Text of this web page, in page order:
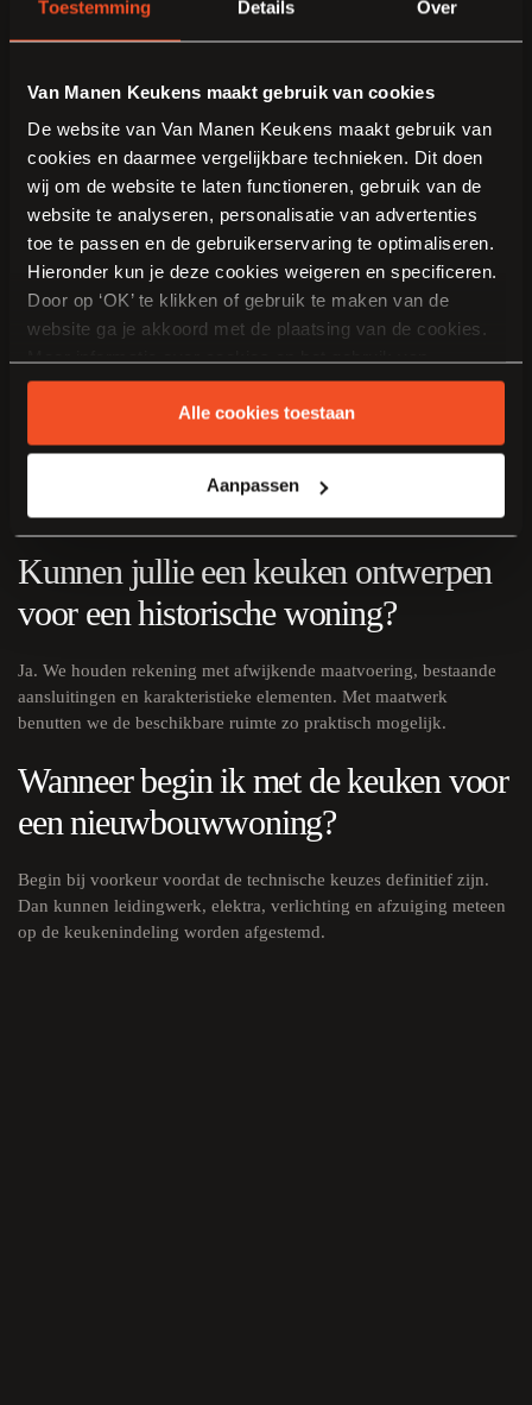
Toestemming Details Over
Van Manen Keukens maakt gebruik van cookies
De website van Van Manen Keukens maakt gebruik van
cookies en daarmee vergelijkbare technieken. Dit doen
wij om de website te laten functioneren, gebruik van de
website te analyseren, personalisatie van advertenties
toe te passen en de gebruikerservaring te optimaliseren.
Hieronder kun je deze cookies weigeren en specificeren.
Door op ‘OK’ te klikken of gebruik te maken van de
website ga je akkoord met de plaatsing van de cookies.
Meer informatie over cookies en het gebruik van
persoonsgegevens door Van Manen Keukens vind je
Alle cookies toestaan
Aanpassen
keukenadvies op maat is gratis en vrijblijvend.
Veelgestelde vragen
Leveren en monteren jullie keukens in
Deventer?
Ja. Van Manen Keukens verzorgt het traject van persoonlijk
ontwerp en voorbereiding tot levering, montage en nazorg bij u
Wat kost een nieuwe keuken?
De prijs hangt af van de afmetingen, indeling, gekozen materialen
en apparatuur. Tijdens het adviesgesprek bespreken we uw budget
en maken we een passend ontwerp met een duidelijke begroting.
Kunnen jullie een keuken ontwerpen
voor een historische woning?
Ja. We houden rekening met afwijkende maatvoering, bestaande
aansluitingen en karakteristieke elementen. Met maatwerk
benutten we de beschikbare ruimte zo praktisch mogelijk.
Wanneer begin ik met de keuken voor
een nieuwbouwwoning?
Begin bij voorkeur voordat de technische keuzes definitief zijn.
Dan kunnen leidingwerk, elektra, verlichting en afzuiging meteen
op de keukenindeling worden afgestemd.